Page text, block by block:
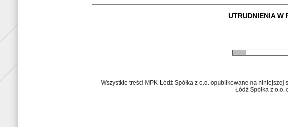
UTRUDNIENIA
Wszystkie treści MPK-Łódź Spółka z o.o. opublikowane na
Łódź Spółka z